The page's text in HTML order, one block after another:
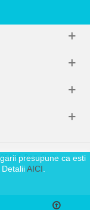
presupune ca esti
DetaliiAICI
Reg. Com.